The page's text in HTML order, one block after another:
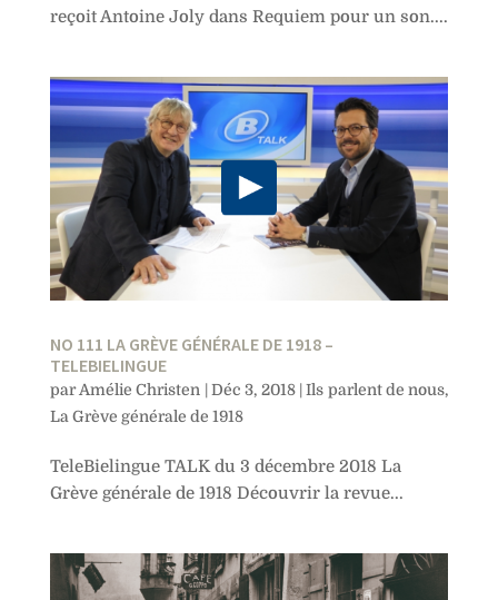
reçoit Antoine Joly dans Requiem pour un son....
NO 111 LA GRÈVE GÉNÉRALE DE 1918 –
TELEBIELINGUE
parAmélie Christen |Déc 3, 2018|Ils parlent de nous,
La Grève générale de 1918
TeleBielingue TALK du 3 décembre 2018 La
Grève générale de 1918 Découvrir la revue...